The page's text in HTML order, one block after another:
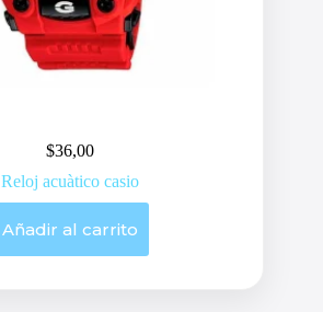
$36,00
Reloj acuàtico casio
Añadir al carrito